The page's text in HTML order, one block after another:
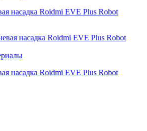
насадка Roidmi EVE Plus Robot
насадка Roidmi EVE Plus Robot